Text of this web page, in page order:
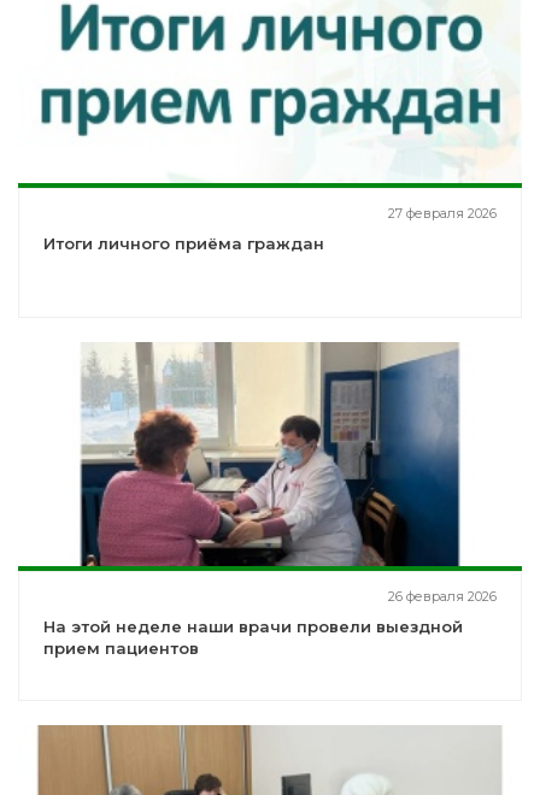
27 февраля 2026
Итоги личного приёма граждан
26 февраля 2026
На этой неделе наши врачи провели выездной
прием пациентов